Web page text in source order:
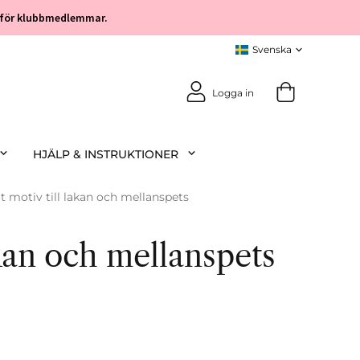
klubbmedlemmar.
Logga in
HJÄLP & INSTRUKTIONER
motiv till lakan och mellanspets
och mellanspets